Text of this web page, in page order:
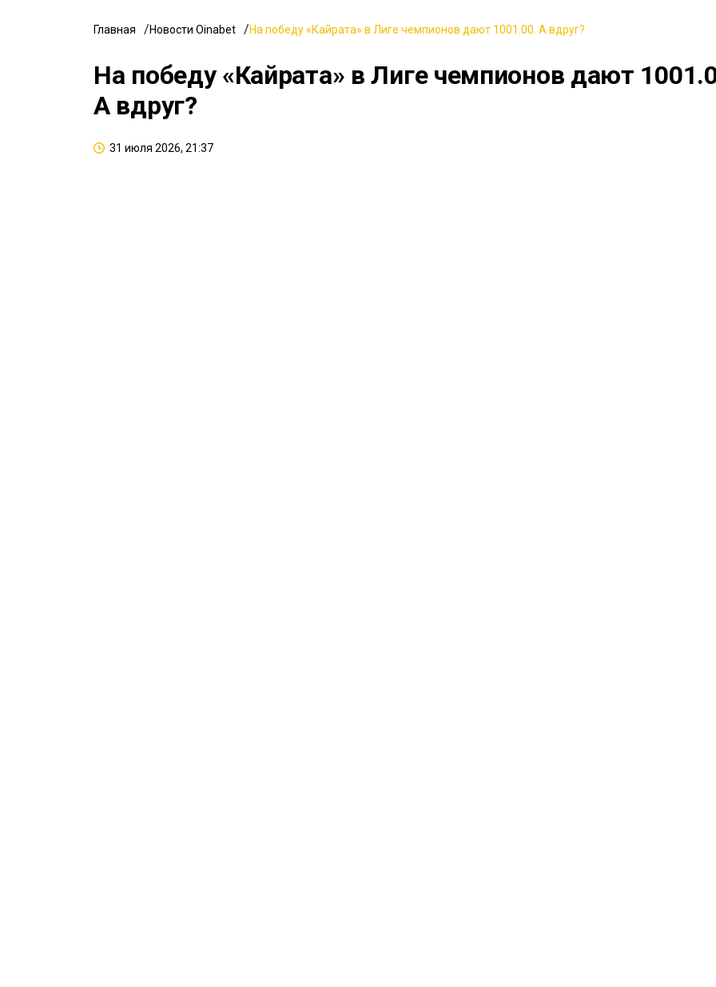
Главная Новости Oinabet На победу «Кайрата» в Лиге чемпионов дают 1001.00. А вдруг?
На победу «Кайрата» в Лиге чемпионов дают
А вдруг?
31 июля 2026, 21:37